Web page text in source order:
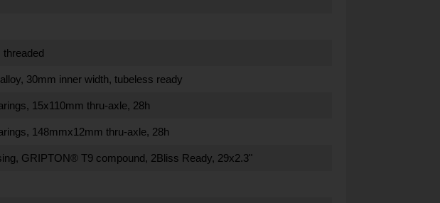
30mm inner width, tubeless ready
15x110mm thru-axle, 28h
148mmx12mm thru-axle, 28h
GRIPTON® T9 compound, 2Bliss Ready, 29x2.3"